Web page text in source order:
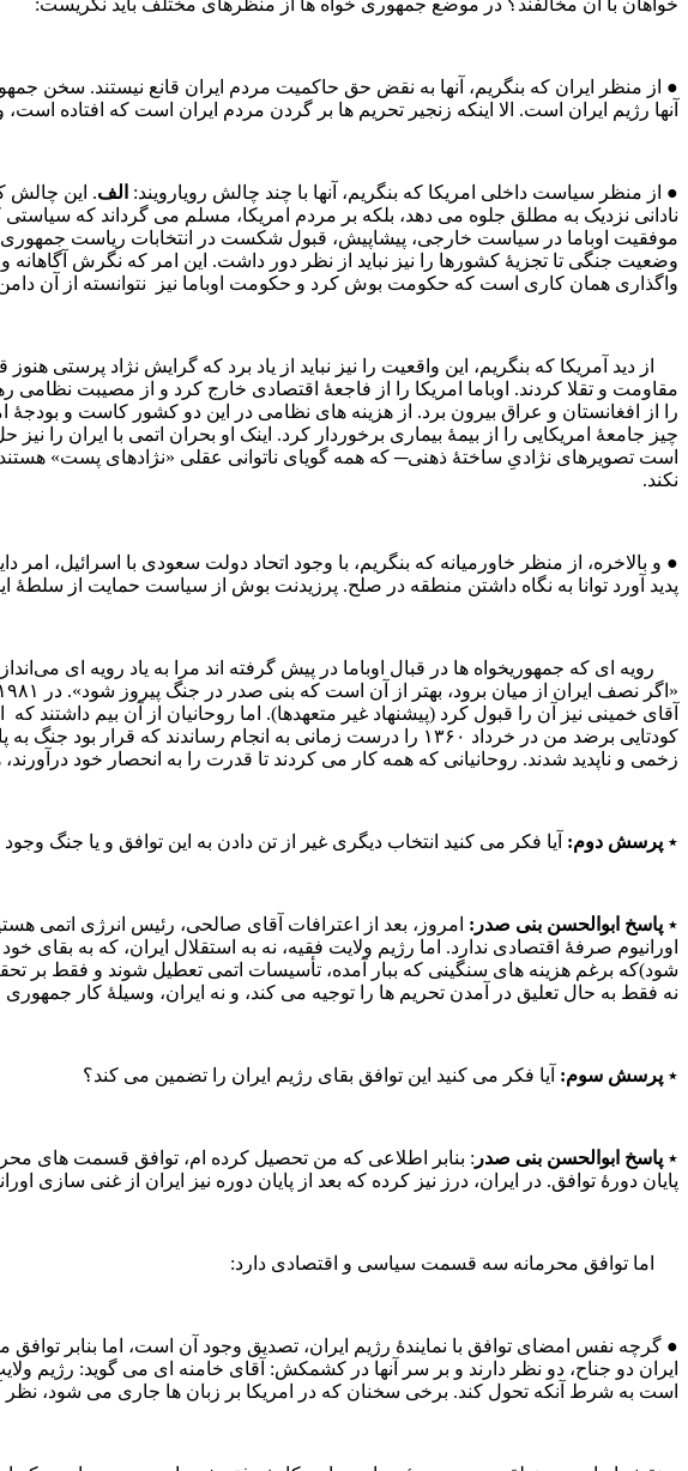
● از منظر ایران که بنگریم، آنها به نقض حق حاکمیت مردم ایران قانع نیستند. سخن
آنها رژیم ایران است. الا اینکه زنجیر تحریم ها بر گردن مردم ایران است که افتاده‌
● از منظر سیاست داخلی امریکا که بنگریم، آنها با چند چالش رویارویند: الف. این چالش
نادانی نزدیک به مطلق جلوه می‌ دهد، بلکه بر مردم امریکا، مسلم می‌ گرداند که
موفقیت اوباما در سیاست خارجی، پیشاپیش، قبول شکست در انتخابات ریاست
وضعیت جنگی تا تجزیۀ کشورها را نیز نباید از نظر دور داشت. این امر که نگرش
واگذاری همان کاری است که حکومت بوش کرد و حکومت اوباما نیز نتوانسته از آن
از دید آمریکا که بنگریم، این واقعیت را نیز نباید از یاد برد که گرایش نژاد
مقاومت و تقلا کردند. اوباما امریکا را از فاجعۀ اقتصادی خارج کرد و از مصیبت
چیز جامعۀ امریکایی را از بیمۀ بیماری برخوردار کرد. اینک او بحران اتمی با ایران
است تصویرهای نژادیِ ساختۀ ذهنی─ که همه گویای ناتوانی عقلی «نژادهای پست» هستند-
نکند.
● و بالاخره، از منظر خاورمیانه که بنگریم، با وجود اتحاد دولت سعودی با اسرائیل،
پدید آورد توانا به نگاه داشتن منطقه در صلح. پرزیدنت بوش از سیاست حمایت از سلطۀ
آقای خمینی نیز آن را قبول کرد (پیشنهاد غیر متعهدها). اما روحانیان از آن بیم
کودتایی برضد من در خرداد ۱۳۶۰
زخمی و ناپدید شدند. روحانیانی که همه کار می‌ کردند تا قدرت را به انحصار خود
٭ پرسش دوم: آیا فکر می‌ کنید انتخاب دیگری غیر از تن دادن به این توافق و یا جنگ وجود
٭ پاسخ ابوالحسن بنی‌ صدر: امروز، بعد از اعترافات آقای صالحی، رئیس انرژی اتمی
اورانیوم صرفۀ اقتصادی ندارد. اما رژیم ولایت فقیه، نه به استقلال ایران، که به
شود)که برغم هزینه‌ های سنگینی که ببار آمده، تأسیسات اتمی تعطیل شوند و فقط بر
نه فقط به حال تعلیق در آمدن تحریم ها را توجیه می کند، و نه ایران، وسیلۀ کار
٭ پرسش سوم: آیا فکر می‌ کنید این توافق بقای رژیم ایران را تضمین می‌ کند؟
٭ پاسخ ابوالحسن بنی‌ صدر : بنابر اطلاعی که من تحصیل کرده‌ ام، توافق قسمت های
پایان دورۀ توافق. در ایران، درز نیز کرده که بعد از پایان دوره نیز ایران از غنی سازی
اما توافق محرمانه سه قسمت سیاسی و اقتصادی دارد:
● گرچه نفس امضای توافق با نمایندۀ رژیم ایران، تصدیق وجود آن‌ است، اما بنابر توافق
ایران دو جناح، دو نظر دارند و بر سر آنها در کشمکش: آقای خامنه‌ ای می‌ گوید:
است به شرط آنکه تحول کند. برخی سخنان که در امریکا بر زبان ها جاری می‌ شود،